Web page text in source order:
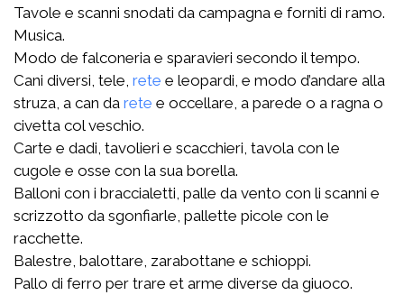
Tavole e scanni snodati da campagna e forniti di ramo.
Musica.
Modo de falconeria e sparavieri secondo il tempo.
Cani diversi, tele, rete e leopardi, e modo d’andare alla
struza, a can da rete e occellare, a parede o a ragna o
civetta col veschio.
Carte e dadi, tavolieri e scacchieri, tavola con le
cugole e osse con la sua borella.
Balloni con i braccialetti, palle da vento con li scanni e
scrizzotto da sgonfiarle, pallette picole con le
racchette.
Balestre, balottare, zarabottane e schioppi.
Pallo di ferro per trare et arme diverse da giuoco.